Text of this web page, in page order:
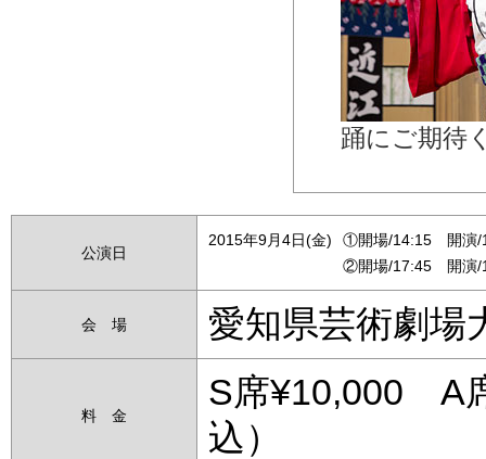
踊にご期待
公演日
2015年9月4日(金)
①開場/14:15 開演/
②開場/17:45 開演/
会 場 愛知県芸術劇場
料 金
S席¥10,000 A
込）